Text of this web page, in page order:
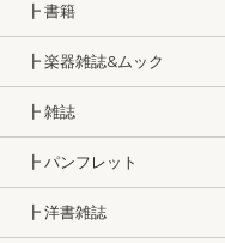
┣ 書籍
┣ 楽器雑誌&ムック
┣ 雑誌
┣ パンフレット
┣ 洋書雑誌